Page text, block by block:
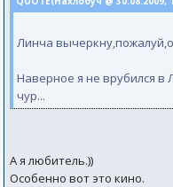
Линча
Наверное я не врубился в
чур...
А я любитель.))
Особенно вот это кино.